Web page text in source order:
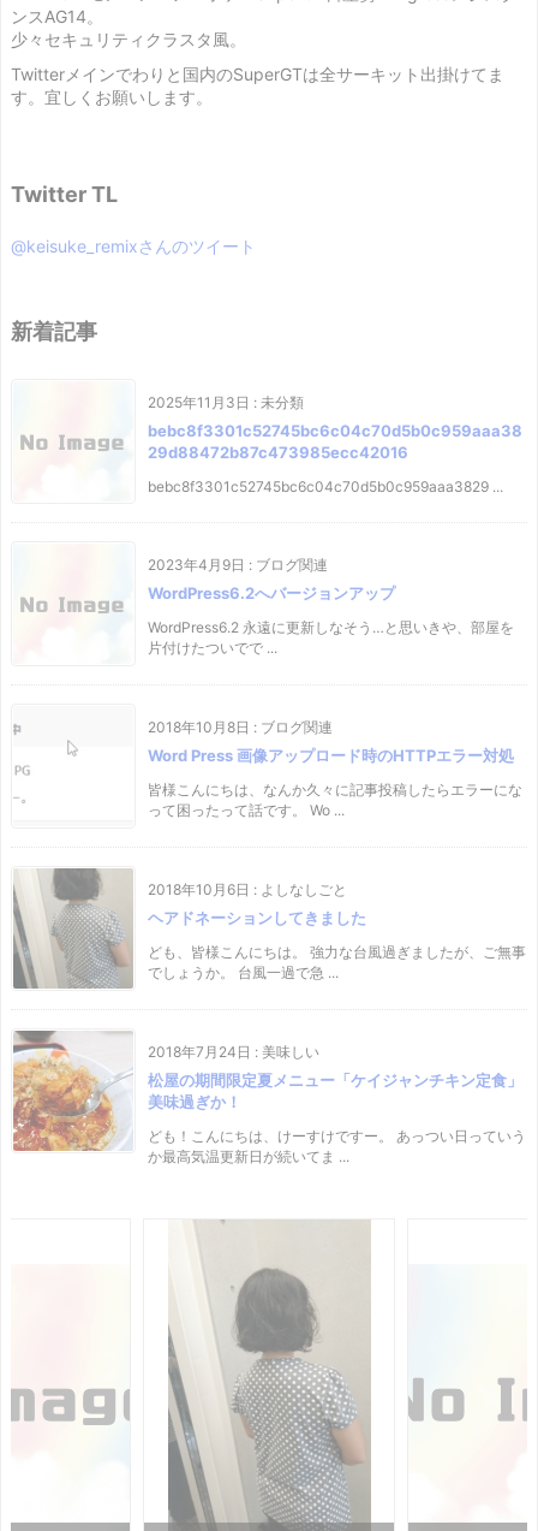
ンスAG14。
少々セキュリティクラスタ風。
Twitterメインでわりと国内のSuperGTは全サーキット出掛けてま
す。宜しくお願いします。
Twitter TL
@keisuke_remixさんのツイート
新着記事
2025年11月3日 : 未分類
bebc8f3301c52745bc6c04c70d5b0c959aaa38
29d88472b87c473985ecc42016
bebc8f3301c52745bc6c04c70d5b0c959aaa3829 ...
2023年4月9日 : ブログ関連
WordPress6.2へバージョンアップ
WordPress6.2 永遠に更新しなそう…と思いきや、部屋を
片付けたついでで ...
2018年10月8日 : ブログ関連
Word Press 画像アップロード時のHTTPエラー対処
皆様こんにちは、なんか久々に記事投稿したらエラーにな
って困ったって話です。 Wo ...
2018年10月6日 : よしなしごと
ヘアドネーションしてきました
ども、皆様こんにちは。 強力な台風過ぎましたが、ご無事
でしょうか。 台風一過で急 ...
2018年7月24日 : 美味しい
松屋の期間限定夏メニュー「ケイジャンチキン定食」
美味過ぎか！
ども！こんにちは、けーすけですー。 あっつい日っていう
か最高気温更新日が続いてま ...